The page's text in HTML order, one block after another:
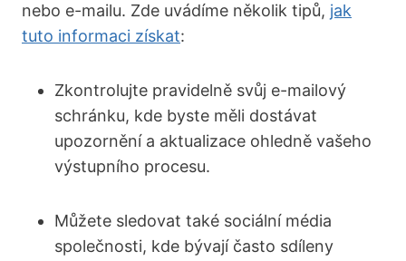
nebo e-mailu. Zde uvádíme několik tipů, jak
tuto informaci získat:
Zkontrolujte pravidelně svůj e-mailový
schránku, kde byste měli dostávat
upozornění a aktualizace ohledně vašeho
výstupního procesu.
Můžete sledovat také sociální média
společnosti, kde bývají často sdíleny